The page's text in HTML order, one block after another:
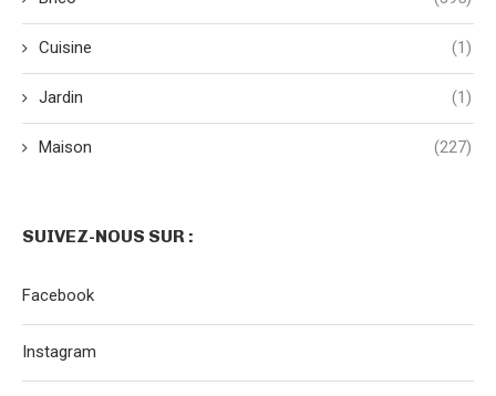
Cuisine (1)
Jardin (1)
Maison (227)
SUIVEZ-NOUS SUR :
Facebook
Instagram